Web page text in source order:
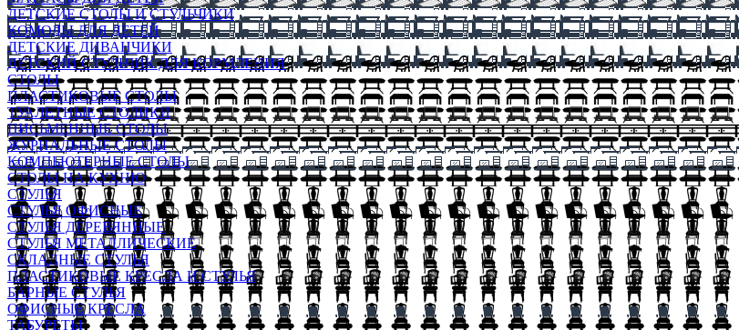
ДЕТСКИЕ СТОЛЫ И СТУЛЬЧИКИ
КОМОДЫ ДЛЯ ДЕТЕЙ
ДЕТСКИЕ ДИВАНЧИКИ
ДЕТСКИЙ СТУЛЬЧИК ДЛЯ КОРМЛЕНИЯ
СТОЛЫ
ПЛАСТИКОВЫЕ СТОЛЫ
ТУАЛЕТНЫЕ СТОЛИКИ
ПИСЬМЕННЫЕ СТОЛЫ
ЖУРНАЛЬНЫЕ СТОЛЫ
КОМПЬЮТЕРНЫЕ СТОЛЫ
СТОЛЫ НА КУХНЮ
СТУЛЬЯ
СТУЛЬЯ ОФИСНЫЕ
СТУЛЬЯ ДЕРЕВЯННЫЕ
СТУЛЬЯ МЕТАЛЛИЧЕСКИЕ
СКЛАДНЫЕ СТУЛЬЯ
ПЛАСТИКОВЫЕ КРЕСЛА И СТУЛЬЯ
БАРНЫЕ СТУЛЬЯ
ОФИСНЫЕ КРЕСЛА
ТАБУРЕТЫ